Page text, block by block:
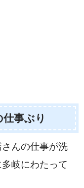
事ぶり
んの仕事が洗
岐にわたって